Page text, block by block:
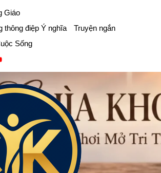
Giáo
thông điệp Ý nghĩa
Truyện ngắn
Sống